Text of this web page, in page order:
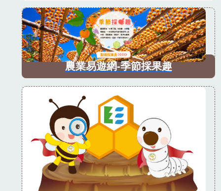
農業易遊網-季節採果趣